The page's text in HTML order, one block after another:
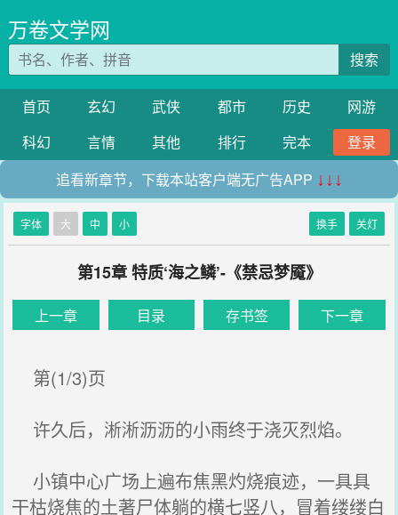
万卷文学网
搜索
首页 玄幻 武侠 都市 历史
网游
科幻
言情 其他 排行 完本
登录
追看新章节，下载本站客户端无广告APP ↓↓↓
字体 大 中 小 换手 关灯
第15章 特质‘海之鳞’-《禁忌梦魇》
上一章 目录 存书签 下一章
第(1/3)页
许久后，淅淅沥沥的小雨终于浇灭烈焰。
小镇中心广场上遍布焦黑灼烧痕迹，一具具
干枯烧焦的土著尸体躺的横七竖八，冒着缕缕白